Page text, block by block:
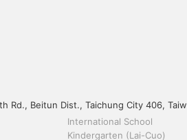
Rd., Beitun Dist., Taichung City 406,
International School
Kindergarten (Lai-Cuo)